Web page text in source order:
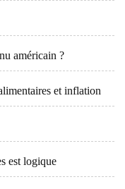
américain ?
et inflation
est logique